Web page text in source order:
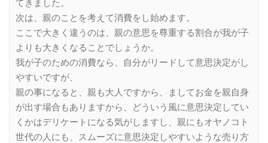
てきました。
次は、親のことを考えて消費をし始めます。
ここで大きく違うのは、親の意思を尊重する割合が我が子
よりも大きくなることでしょうか。
我が子のための消費なら、自分がリードして意思決定がし
やすいですが、
親の事になると、親も大人ですから、ましてお金を親自身
が出す場合もありますから、どういう風に意思決定してい
くかはデリケートになる気がしますし、親にもオヤノコト
世代の人にも、スムーズに意思決定しやすいような売り方